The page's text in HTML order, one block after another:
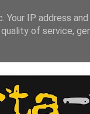
IP address
of service,